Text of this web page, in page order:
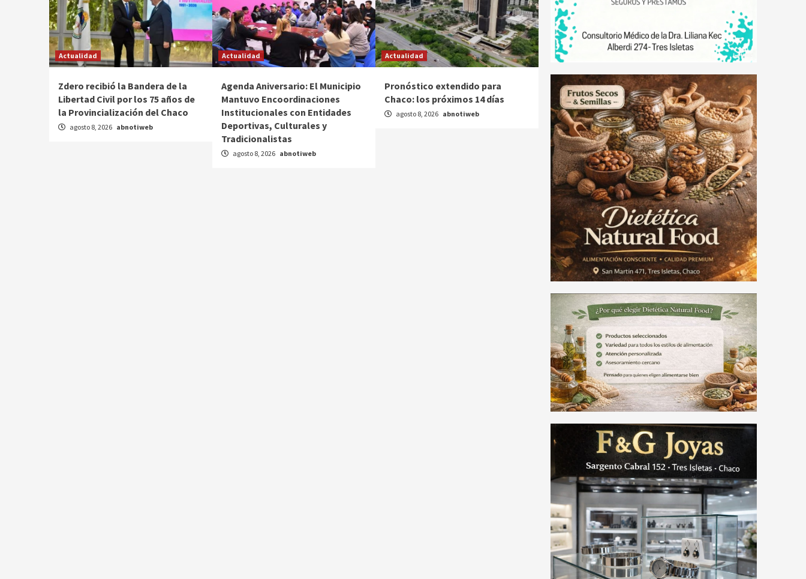
Actualidad
Zdero recibió la Bandera de la
Libertad Civil por los 75 años de
la Provincialización del Chaco
agosto 8, 2026 abnotiweb
Actualidad
Agenda Aniversario: El Municipio
Mantuvo Encoordinaciones
Institucionales con Entidades
Deportivas, Culturales y
Tradicionalistas
agosto 8, 2026 abnotiweb
Actualidad
Pronóstico extendido para
Chaco: los próximos 14 días
agosto 8, 2026 abnotiweb